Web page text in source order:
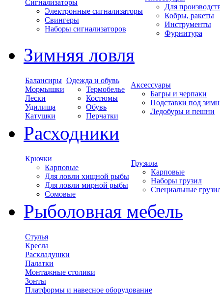
Сигнализаторы
Электронные сигнализаторы
Свингеры
Наборы сигнализаторов
Для
Кобры, ракеты
Инструменты
Фурнитура
Зимняя ловля
Балансиры
Мормышки
Лески
Удилища
Катушки
Одежда и обувь
Термобелье
Костюмы
Обувь
Перчатки
Аксессуары
Багры и черпаки
Подставки под
Ледобуры и пешни
Расходники
Крючки
Карповые
Для ловли хищной рыбы
Для ловли мирной рыбы
Сомовые
Грузила
Карповые
Наборы грузил
Специальные
Рыболовная мебель
Стулья
Кресла
Раскладушки
Палатки
Монтажные столики
Зонты
Платформы и навесное оборудование